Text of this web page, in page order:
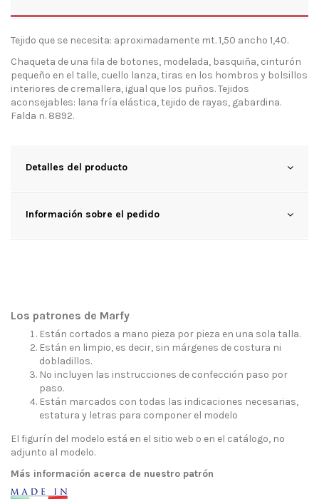
Tejido que se necesita: aproximadamente mt. 1,50 ancho 1,40.
Chaqueta de una fila de botones, modelada, basquiña, cinturón
pequeño en el talle, cuello lanza, tiras en los hombros y bolsillos
interiores de cremallera, igual que los puños. Tejidos
aconsejables: lana fría elástica, tejido de rayas, gabardina.
Falda n. 8892.
Detalles del producto
Información sobre el pedido
Los patrones de Marfy
Están cortados a mano pieza por pieza en una sola talla.
Están en limpio, es decir, sin márgenes de costura ni
dobladillos.
No incluyen las instrucciones de confección paso por
paso.
Están marcados con todas las indicaciones necesarias,
estatura y letras para componer el modelo
El figurín del modelo está en el sitio web o en el catálogo, no
adjunto al modelo.
Más información acerca de nuestro patrón